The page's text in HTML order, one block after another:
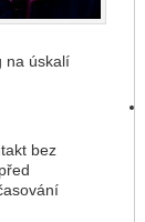
na úskalí
bez